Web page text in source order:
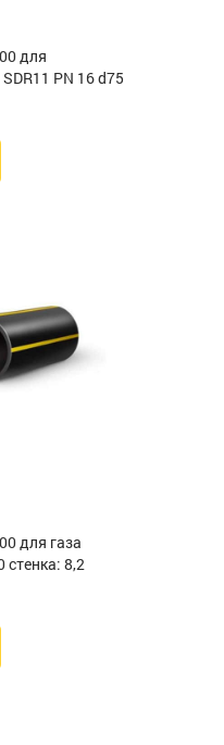
для
PN 16 d75
для газа
стенка: 8,2